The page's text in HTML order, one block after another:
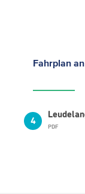
Fahrplan
4
PDF